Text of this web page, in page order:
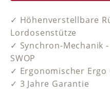
✓ Höhenverstellbare
Lordosenstütze
✓ Synchron-Mechanik
SWOP
✓ Ergonomischer
✓ 3 Jahre Garantie